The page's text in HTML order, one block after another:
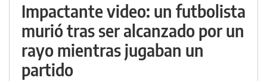
Impactante video: un futbolista
murió tras ser alcanzado por un
rayo mientras jugaban un
partido